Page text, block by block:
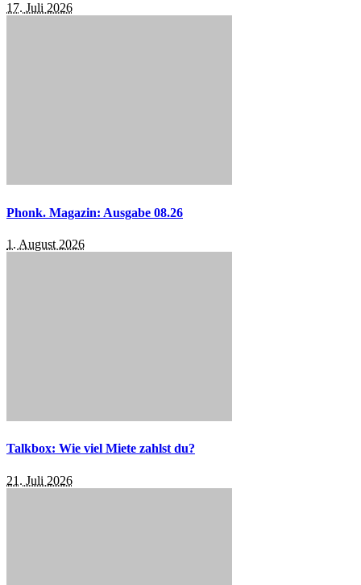
17. Juli 2026
Phonk. Magazin: Ausgabe 08.26
1. August 2026
Talkbox: Wie viel Miete zahlst du?
21. Juli 2026